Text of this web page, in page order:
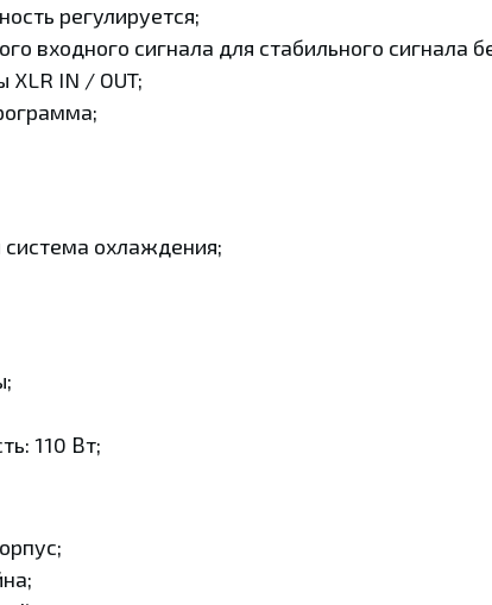
регулируется;
входного сигнала для стабильного сигнала
IN / OUT;
охлаждения;
110 Вт;